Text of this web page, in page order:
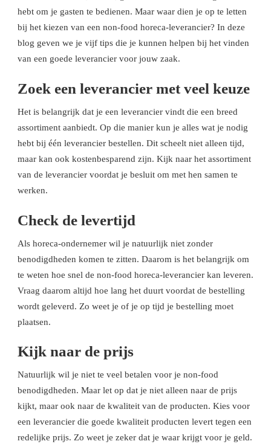
DEZE
hebt om je gasten te bedienen. Maar waar dien je op te letten
bij het kiezen van een non-food horeca-leverancier? In deze
blog geven we je vijf tips die je kunnen helpen bij het vinden
van een goede leverancier voor jouw zaak.
Zoek een leverancier met veel keuze
Het is belangrijk dat je een leverancier vindt die een breed
assortiment aanbiedt. Op die manier kun je alles wat je nodig
hebt bij één leverancier bestellen. Dit scheelt niet alleen tijd,
maar kan ook kostenbesparend zijn. Kijk naar het assortiment
van de leverancier voordat je besluit om met hen samen te
werken.
Check de levertijd
Als horeca-ondernemer wil je natuurlijk niet zonder
benodigdheden komen te zitten. Daarom is het belangrijk om
te weten hoe snel de non-food horeca-leverancier kan leveren.
Vraag daarom altijd hoe lang het duurt voordat de bestelling
wordt geleverd. Zo weet je of je op tijd je bestelling moet
plaatsen.
Kijk naar de prijs
Natuurlijk wil je niet te veel betalen voor je non-food
benodigdheden. Maar let op dat je niet alleen naar de prijs
kijkt, maar ook naar de kwaliteit van de producten. Kies voor
een leverancier die goede kwaliteit producten levert tegen een
redelijke prijs. Zo weet je zeker dat je waar krijgt voor je geld.